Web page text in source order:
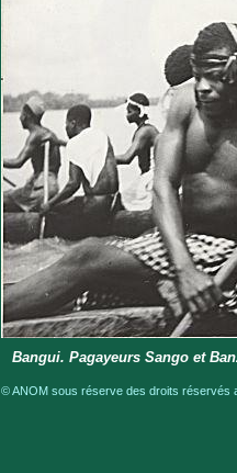
Bangui. Pagayeurs Sango et
© ANOM sous réserve des droits réservés